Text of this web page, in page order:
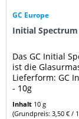
GC Europe
Initial Spectrum
Das GC Initial
ist die
Lieferform: GC
- 10g
Inhalt 10 g
(Grundpreis: 3,50 € /